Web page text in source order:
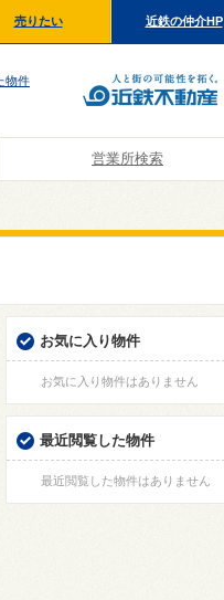
売りたい 近鉄の仲介HP
物件
営業所検索
お気に入り物件
お気に入り物件はありません
最近閲覧した物件
最近閲覧した物件はありません